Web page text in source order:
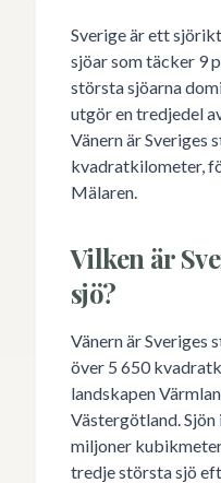
Sverige är ett
sjöar som täcker 9
största sjöarna
utgör en tredjedel
Vänern är Sveriges
kvadratkilometer,
Mälaren.
Vilken är
sjö?
Vänern är Sveriges
över 5 650
landskapen
Västergötland.
miljoner
tredje största sjö